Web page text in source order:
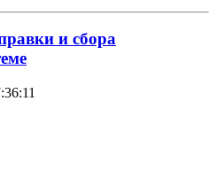
и сбора